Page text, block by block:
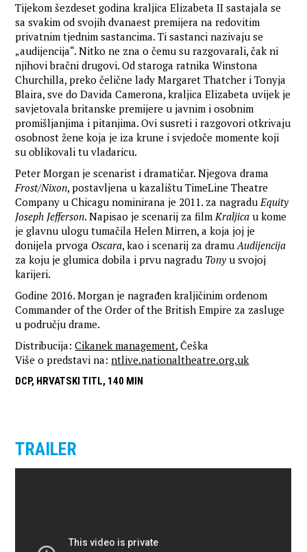
Tijekom šezdeset godina kraljica Elizabeta II sastajala se
sa svakim od svojih dvanaest premijera na redovitim
privatnim tjednim sastancima. Ti sastanci nazivaju se
„audijencija“. Nitko ne zna o čemu su razgovarali, čak ni
njihovi bračni drugovi. Od staroga ratnika Winstona
Churchilla, preko čelične lady Margaret Thatcher i Tonyja
Blaira, sve do Davida Camerona, kraljica Elizabeta uvijek je
savjetovala britanske premijere u javnim i osobnim
promišljanjima i pitanjima. Ovi susreti i razgovori otkrivaju
osobnost žene koja je iza krune i svjedoče momente koji
su oblikovali tu vladaricu.
Peter Morgan je scenarist i dramatičar. Njegova drama
Frost/Nixon, postavljena u kazalištu TimeLine Theatre
Company u Chicagu nominirana je 2011. za nagraduEquity
Joseph Jefferson. Napisao je scenarij za filmKraljica u kome
je glavnu ulogu tumačila Helen Mirren, a koja joj je
donijela prvoga Oscara, kao i scenarij za dramuAudijencija
za koju je glumica dobila i prvu nagradu Tony u svojoj
karijeri.
Godine 2016. Morgan je nagrađen kraljičinim ordenom
Commander of the Order of the British Empire za zasluge
u području drame.
Distribucija:Cikanek management, Češka
Više o predstavi na:ntlive.nationaltheatre.org.uk
DCP, HRVATSKI TITL, 140 MIN
TRAILER